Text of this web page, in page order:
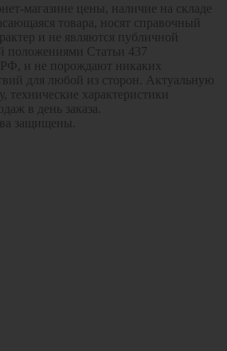
магазине цены, наличие на складе
товара, носят справочный
и не являются публичной
положениями Статьи 437
РФ, и не порождают никаких
для любой из сторон. Актуальную
технические характеристики
в день заказа.
защищены.